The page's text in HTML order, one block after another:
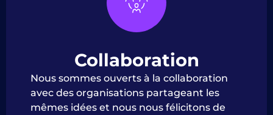
Collaboration
Nous sommes ouverts à la collaboration
avec des organisations partageant les
mêmes idées et nous nous félicitons de